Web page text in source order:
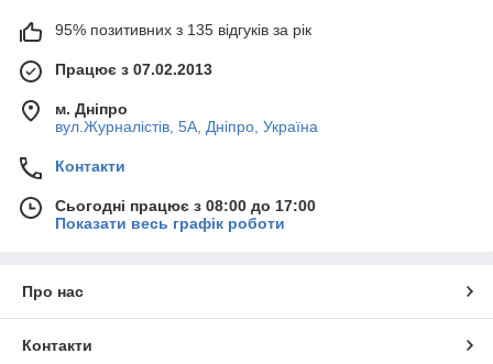
95% позитивних з 135 відгуків за рік
Працює з 07.02.2013
м. Дніпро
вул.Журналістів, 5А, Дніпро, Україна
Контакти
Сьогодні працює з 08:00 до 17:00
Показати весь графік роботи
Про нас
Контакти